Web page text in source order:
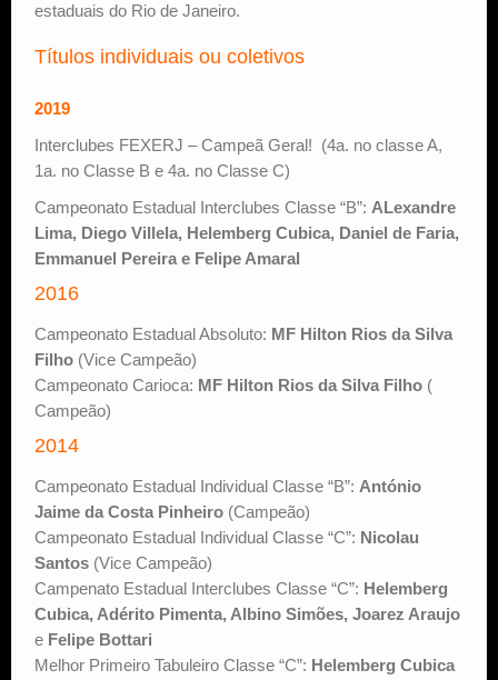
estaduais do Rio de Janeiro.
Títulos individuais ou coletivos
2019
Interclubes FEXERJ – Campeã Geral! (4a. no classe A,
1a. no Classe B e 4a. no Classe C)
Campeonato Estadual Interclubes Classe “B”: ALexandre
Lima, Diego Villela, Helemberg Cubica, Daniel de Faria,
Emmanuel Pereira e Felipe Amaral
2016
Campeonato Estadual Absoluto: MF Hilton Rios da Silva
Filho (Vice Campeão)
Campeonato Carioca: MF Hilton Rios da Silva Filho (
Campeão)
2014
Campeonato Estadual Individual Classe “B”: António
Jaime da Costa Pinheiro (Campeão)
Campeonato Estadual Individual Classe “C”: Nicolau
Santos (Vice Campeão)
Campenato Estadual Interclubes Classe “C”: Helemberg
Cubica, Adérito Pimenta, Albino Simões, Joarez Araujo
e Felipe Bottari
Melhor Primeiro Tabuleiro Classe “C”: Helemberg Cubica